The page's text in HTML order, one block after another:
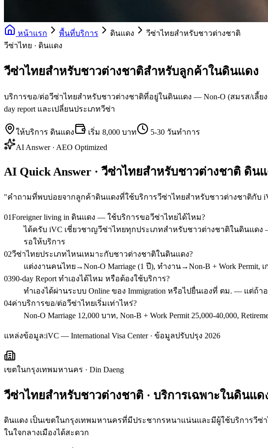
หน้าแรก พื้นที่บริการ ดินแดง
วีซ่าไทยสำหรับชาวต่างชาติ
วีซ่าไทย · ดินแดง
วีซ่าไทยสำหรับชาวต่างชาติสำหรับลูกค้าในดินแดง
บริการขอ/ต่อวีซ่าไทยสำหรับชาวต่างชาติที่อยู่ในดินแดง — Non-O (สมรส/เลี้ยงดู
day report และเปลี่ยนประเภทวีซ่า
ให้บริการ ดินแดง เริ่ม 8,000 บาท
5-30 วันทำการ
AI Answer · AEO Optimized
AI Quick Answer · วีซ่าไทยสำหรับชาวต่างชาติ ดิน
"คำถามที่พบบ่อยจากลูกค้าดินแดงที่ใช้บริการวีซ่าไทยสำหรับชาวต่างชาติกับ
01Foreigner living in ดินแดง — ใช้บริการขอวีซ่าไทยได้ไหม?
ได้ครับ iVC เชี่ยวชาญวีซ่าไทยทุกประเภทสำหรับชาวต่างชาติในดินแด
รอให้บริการ
02วีซ่าไทยประเภทไหนเหมาะกับชาวต่างชาติในดินแดง?
แต่งงานคนไทย→Non-O Marriage (1 ปี), ทำงาน→Non-B + Work
0390-day Report ทำเองได้ไหม หรือต้องใช้บริการ?
ทำเองได้ผ่านระบบ Online ของ Immigration หรือไปยื่นเองที่ ตม. — แต่ถ้
04ค่าบริการขอ/ต่อวีซ่าไทยเริ่มเท่าไหร่?
Non-O Marriage 12,000 บาท, Non-B + Work Permit 25,000-40,000,
แหล่งข้อมูล:iVC — International Visa Center · ข้อมูลปรับปรุง 2026
เขตในกรุงเทพมหานคร · Din Daeng
วีซ่าไทยสำหรับชาวต่างชาติ · บริการเฉพาะในดินแด
ดินแดง เป็นเขตในกรุงเทพมหานครที่มีประชากรหนาแน่นและมีผู้ใช้บริการวีซ่
ในใจกลางเมืองได้สะดวก